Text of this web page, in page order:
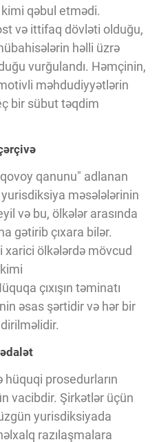
qəbul etmədi.
və ittifaq dövləti olduğu,
həlli üzrə
vurğulandı. Həmçinin,
məhdudiyyətlərin
bir sübut təqdim
qanunu" adlanan
məsələlərinin
və bu, ölkələr arasında
gətirib çıxara bilər.
xarici ölkələrdə mövcud
çıxışın təminatı
əsas şərtidir və hər bir
prosedurların
vacibdir. Şirkətlər üçün
yurisdiksiyada
razılaşmalara